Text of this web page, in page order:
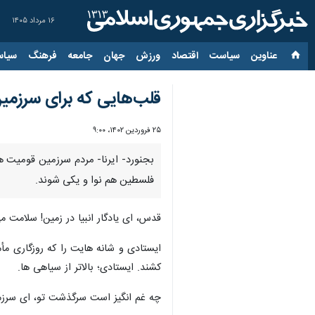
۱۶ مرداد ۱۴۰۵
عناوین‌ سیاست اقتصاد ورزش جهان جامعه فرهنگ
قلب‌هایی که برای
۲۵ فروردین ۱۴۰۲، ۹:۰۰